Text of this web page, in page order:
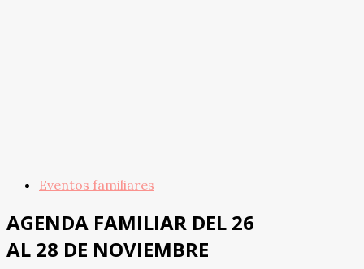
Eventos familiares
AGENDA FAMILIAR DEL 26
AL 28 DE NOVIEMBRE